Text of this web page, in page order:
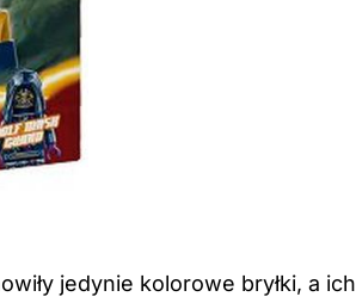
jedynie kolorowe bryłki, a ich